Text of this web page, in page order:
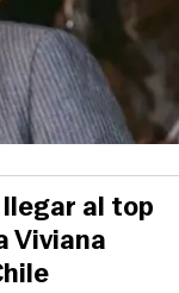
llegar al top
Viviana